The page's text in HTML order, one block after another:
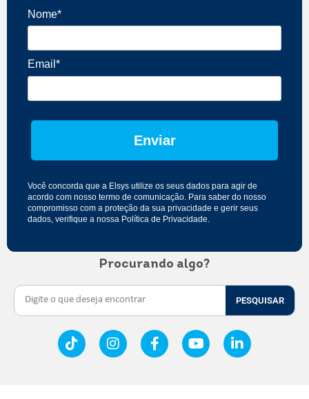
Nome*
Email*
Enviar
Você concorda que a Elsys utilize os seus dados para agir de
acordo com nosso termo de comunicação . Para saber do nosso
compromisso com a proteção da sua privacidade e gerir seus
dados, verifique a nossa Política de Privacidade
Procurando algo?
PESQUISAR